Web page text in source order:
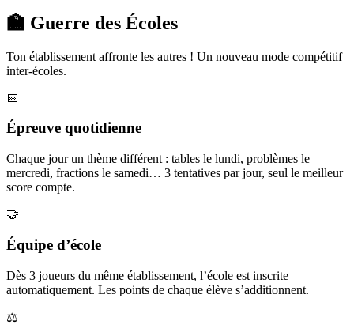
🏫 Guerre des Écoles
Ton établissement affronte les autres ! Un nouveau mode compétitif
inter-écoles.
📅
Épreuve quotidienne
Chaque jour un thème différent : tables le lundi, problèmes le
mercredi, fractions le samedi… 3 tentatives par jour, seul le meilleur
score compte.
🤝
Équipe d’école
Dès 3 joueurs du même établissement, l’école est inscrite
automatiquement. Les points de chaque élève s’additionnent.
⚖️